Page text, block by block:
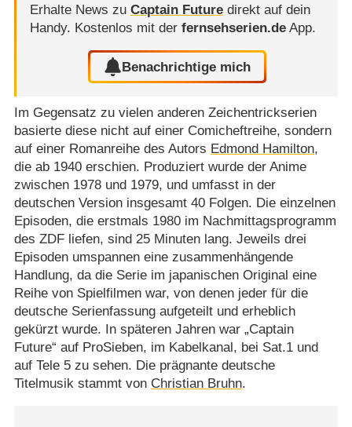
Erhalte News zu Captain Futuredirekt auf dein
Handy. Kostenlos mit der fernsehserien.deApp.
Benachrichtige mich
Im Gegensatz zu vielen anderen Zeichentrickserien
basierte diese nicht auf einer Comicheftreihe, sondern
auf einer Romanreihe des Autors Edmond Hamilton,
die ab 1940 erschien. Produziert wurde der Anime
zwischen 1978 und 1979, und umfasst in der
deutschen Version insgesamt 40 Folgen. Die einzelnen
Episoden, die erstmals 1980 im Nachmittagsprogramm
des ZDF liefen, sind 25 Minuten lang. Jeweils drei
Episoden umspannen eine zusammenhängende
Handlung, da die Serie im japanischen Original eine
Reihe von Spielfilmen war, von denen jeder für die
deutsche Serienfassung aufgeteilt und erheblich
gekürzt wurde. In späteren Jahren war „Captain
Future“ auf ProSieben, im Kabelkanal, bei Sat.1 und
auf Tele 5 zu sehen. Die prägnante deutsche
Titelmusik stammt von Christian Bruhn.